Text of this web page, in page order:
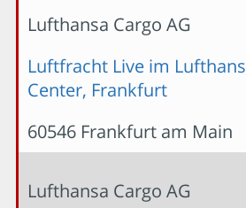
Lufthansa Cargo AG
Luftfracht Live im
Center, Frankfurt
60546 Frankfurt am Main
Lufthansa Cargo AG